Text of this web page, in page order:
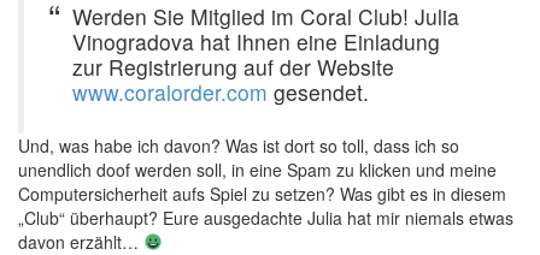
Werden Sie Mitglied im Coral Club! Julia
Vinogradova hat Ihnen eine Einladung
zur Registrierung auf der Website
www.coralorder.com gesendet.
Und, was habe ich davon? Was ist dort so toll, dass ich so
unendlich doof werden soll, in eine Spam zu klicken und meine
Computersicherheit aufs Spiel zu setzen? Was gibt es in diesem
„Club“ überhaupt? Eure ausgedachte Julia hat mir niemals etwas
davon erzählt…